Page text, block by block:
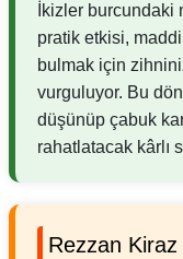
İkizler burcundaki
pratik etkisi,
bulmak için
vurguluyor. Bu
düşünüp çabuk
rahatlatacak kârlı
Rezzan